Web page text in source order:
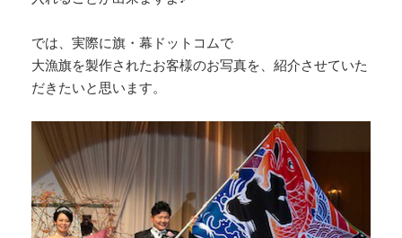
では、実際に旗・幕ドットコムで
大漁旗を製作されたお客様のお写真を、紹介させていた
だきたいと思います。